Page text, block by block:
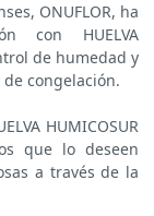
ONUFLOR, ha
con HUELVA
de humedad y
congelación.
HUMICOSUR
que lo deseen
a través de la